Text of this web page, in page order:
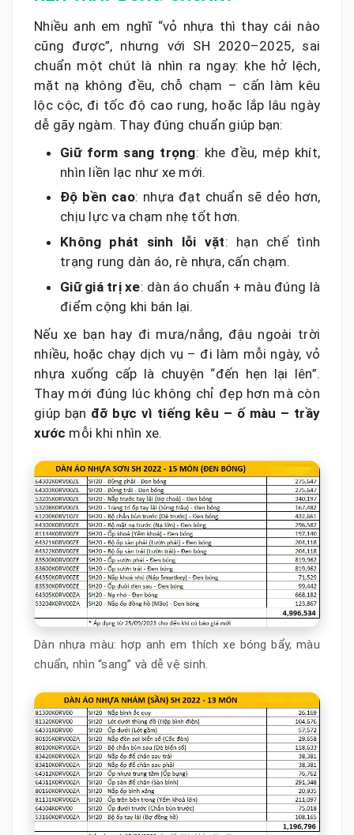
Nhiều anh em nghĩ “vỏ nhựa thì thay cái nào
cũng được”, nhưng với SH 2020–2025, sai
chuẩn một chút là nhìn ra ngay: khe hở lệch,
mặt nạ không đều, chỗ chạm – cấn làm kêu
lộc cộc, đi tốc độ cao rung, hoặc lắp lâu ngày
dễ gãy ngàm. Thay đúng chuẩn giúp bạn:
Giữ form sang trọng: khe đều, mép khít,
nhìn liền lạc như xe mới.
Độ bền cao: nhựa đạt chuẩn sẽ dẻo hơn,
chịu lực va chạm nhẹ tốt hơn.
Không phát sinh lỗi vặt: hạn chế tình
trạng rung dàn áo, rè nhựa, cấn chạm.
Giữ giá trị xe: dàn áo chuẩn + màu đúng là
điểm cộng khi bán lại.
Nếu xe bạn hay đi mưa/nắng, đậu ngoài trời
nhiều, hoặc chạy dịch vụ – đi làm mỗi ngày, vỏ
nhựa xuống cấp là chuyện “đến hẹn lại lên”.
Thay mới đúng lúc không chỉ đẹp hơn mà còn
giúp bạn đỡ bực vì tiếng kêu – ố màu – trầy
xước mỗi khi nhìn xe.
Dàn nhựa màu: hợp anh em thích xe bóng bẩy, màu
chuẩn, nhìn “sang” và dễ vệ sinh.